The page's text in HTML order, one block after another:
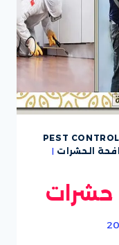
PEST
الحشرات |
حشرات